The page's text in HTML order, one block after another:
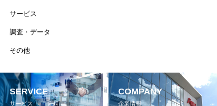
サービス
調査・データ
その他
SERVICE
サービス
COMPANY
企業情報